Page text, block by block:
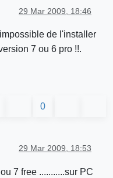
29 Mar 2009, 18:46
de l'installer
7 ou 6 pro !!.
0
29 Mar 2009, 18:53
7 free ...........sur PC